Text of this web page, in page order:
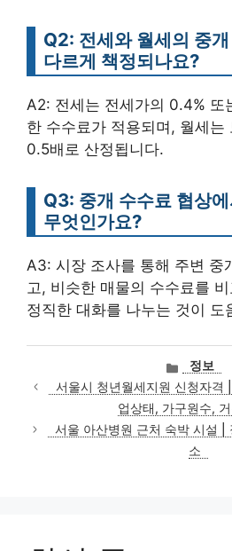
Q2: 전세와 월세의 중
다르게 책정되나요?
A2: 전세는 전세가의 0.4% 또
한 수수료가 적용되며, 월세는
0.5배로 산정됩니다.
Q3: 중개 수수료 협상
무엇인가요?
A3: 시장 조사를 통해 주변 중
고, 비슷한 매물의 수수료를
정직한 대화를 나누는 것이 도
카
테
고
리
정보
서울시 청년월세지원 신청자격
업상태, 가구원수,
서울 아산병원 근처 숙박 시설 |
소